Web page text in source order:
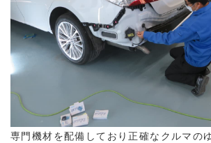
専門機材を配備しており正確なクルマの